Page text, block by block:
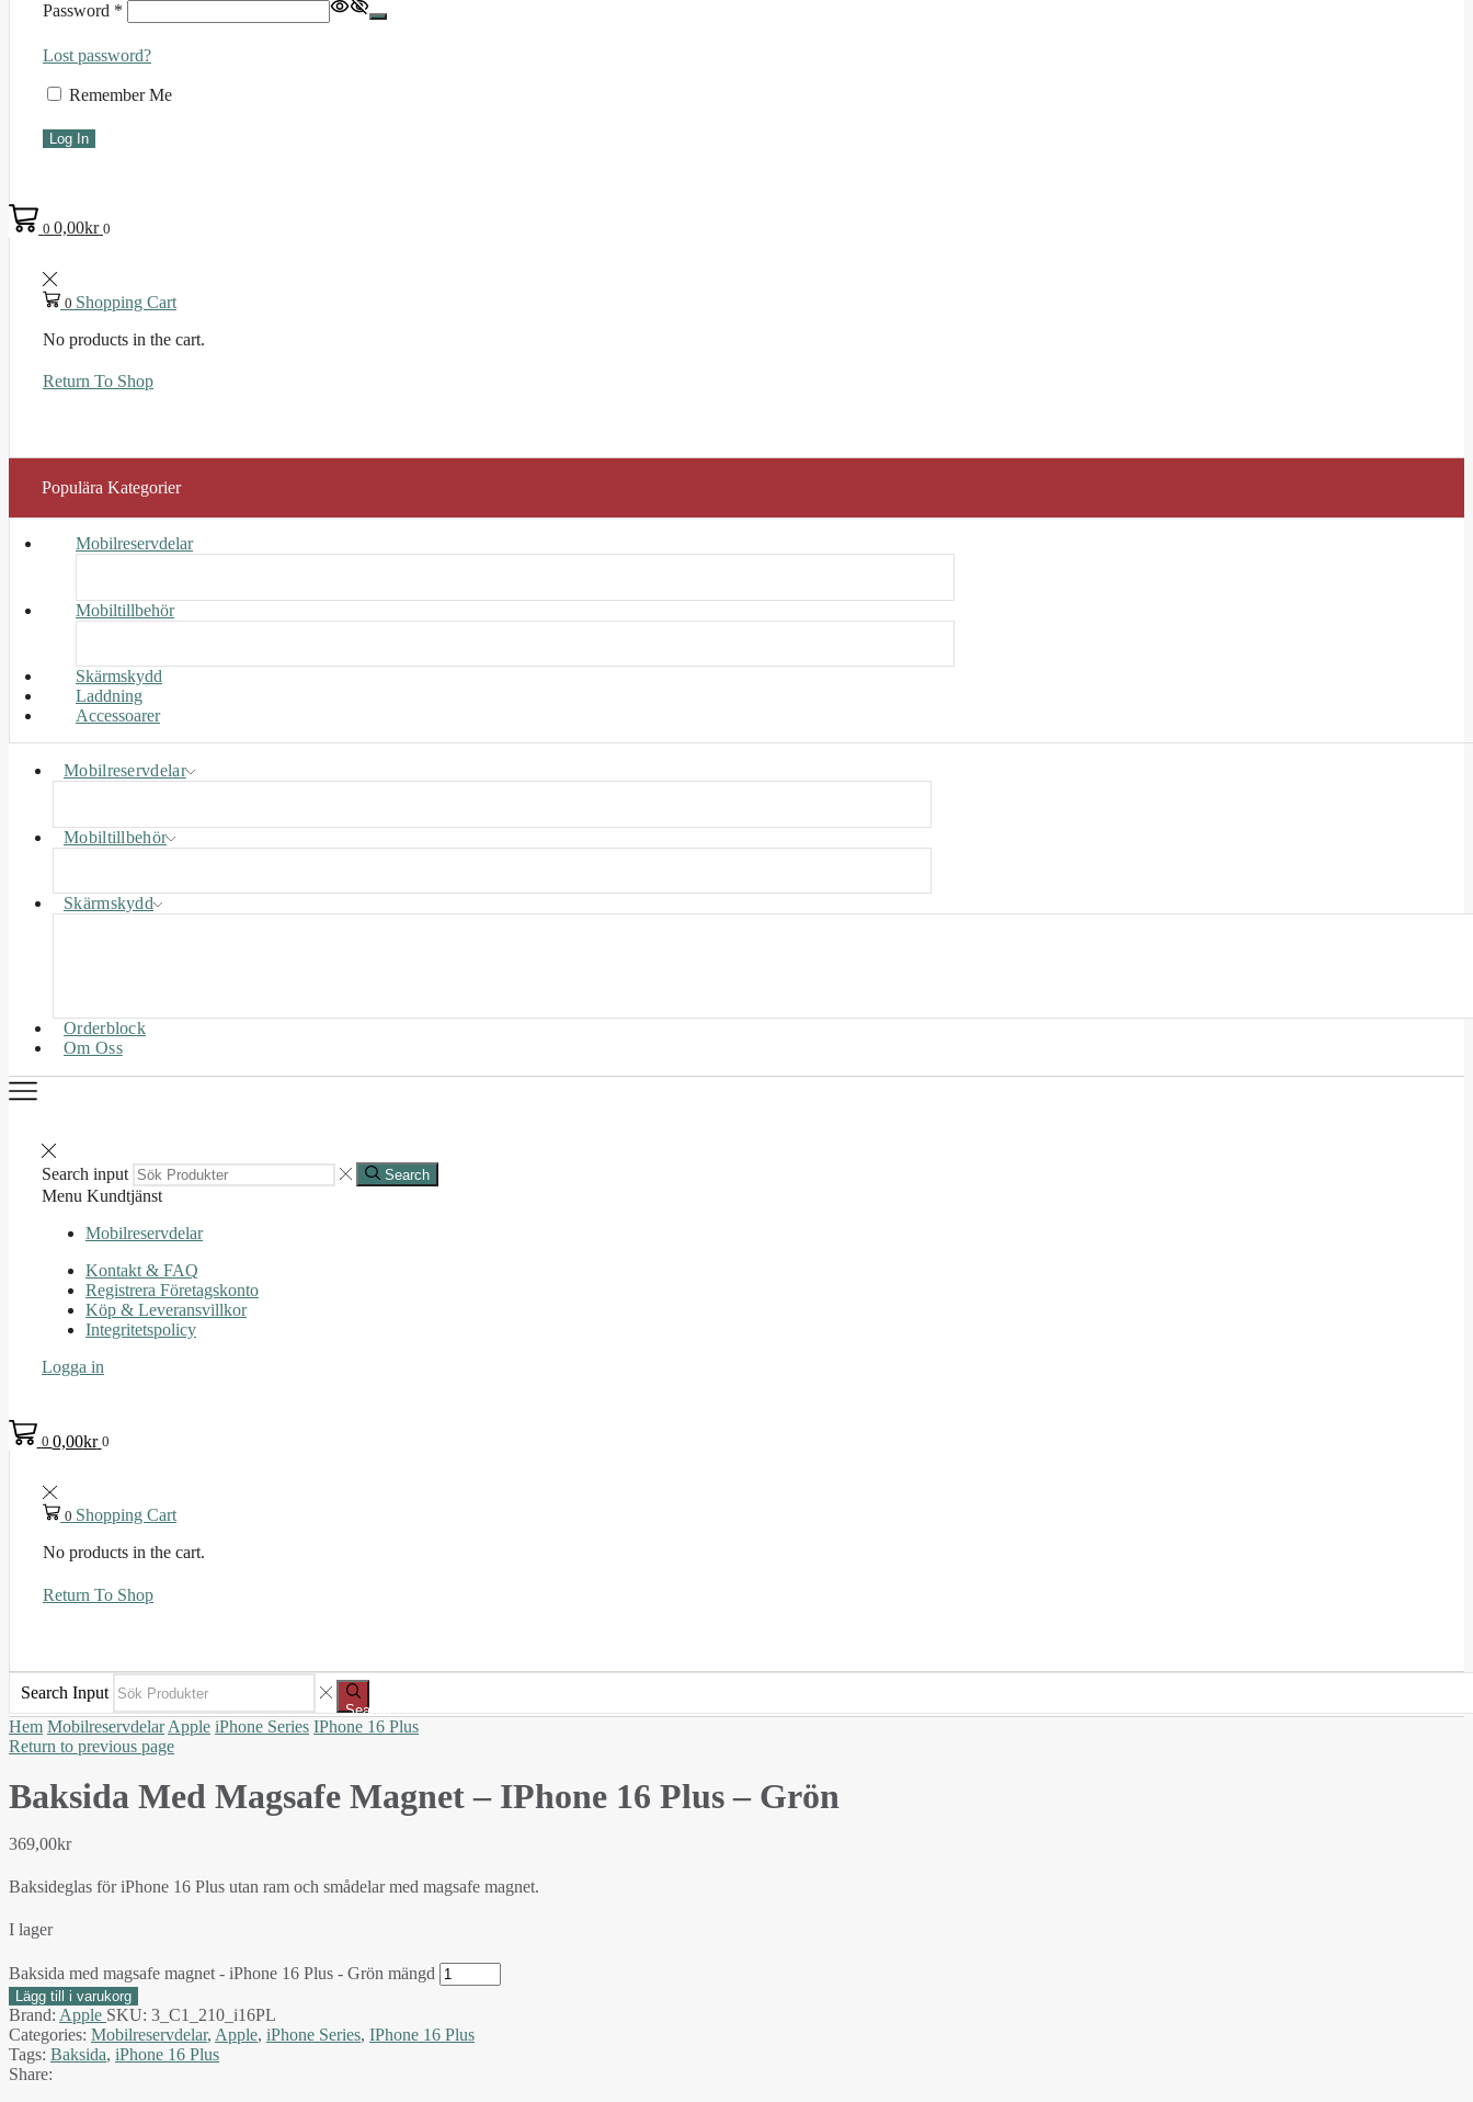
Password *
Lost password?
Remember Me
Log In
00,00kr 0
0 Shopping Cart
No products in the cart.
Return To Shop
Populära Kategorier
Mobilreservdelar
Mobiltillbehör
Skärmskydd
Laddning
Accessoarer
Mobilreservdelar
Mobiltillbehör
Skärmskydd
Orderblock
Om Oss
Search input Search
Menu Kundtjänst
Mobilreservdelar
Kontakt & FAQ
Registrera Företagskonto
Köp & Leveransvillkor
Integritetspolicy
Logga in
0 0,00kr 0
0 Shopping Cart
No products in the cart.
Return To Shop
Search Input
Search
Hem Mobilreservdelar Apple iPhone Series IPhone 16 Plus
Return to previous page
Baksida Med Magsafe Magnet – IPhone 16 Plus – Grön
369,00kr
Baksideglas för iPhone 16 Plus utan ram och smådelar med magsafe magnet.
I lager
Baksida med magsafe magnet - iPhone 16 Plus - Grön mängd
Lägg till i varukorg
Brand: Apple SKU: 3_C1_210_i16PL
Categories: Mobilreservdelar, Apple, iPhone Series, IPhone 16 Plus
Tags: Baksida, iPhone 16 Plus
Share: